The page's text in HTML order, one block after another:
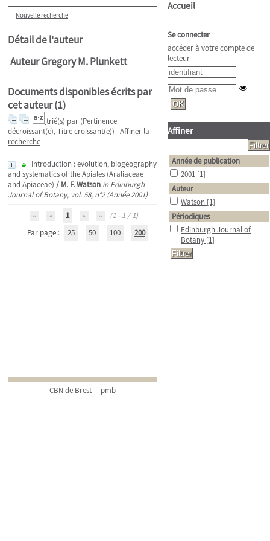
Nouvelle recherche
Détail de l'auteur
Auteur Gregory M. Plunkett
Documents disponibles écrits par
cet auteur (1)
trié(s) par (Pertinence
décroissant(e), Titre croissant(e)) Affiner la
recherche
Introduction : evolution, biogeography
and systematics of the Apiales (Araliaceae
and Apiaceae) / M. F. Watson in Edinburgh
Journal of Botany, vol. 58, n°2 (Année 2001)
1
(1 - 1 / 1)
Par page :
25 50 100 200
CBN de Brest pmb
Accueil
Se connecter
accéder à votre compte de
lecteur
Affiner
Année de publication
2001 [1]
Auteur
Watson [1]
Périodiques
Edinburgh Journal of
Botany [1]